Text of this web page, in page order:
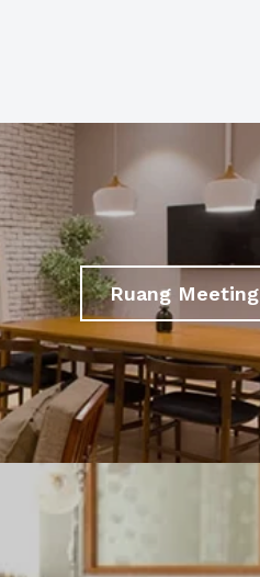
Ruang Meeting